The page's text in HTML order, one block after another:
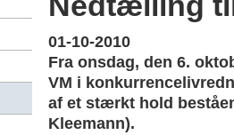
01-10-2010
Fra onsdag, den 6.
VM i
af et stærkt hold
Kleemann).